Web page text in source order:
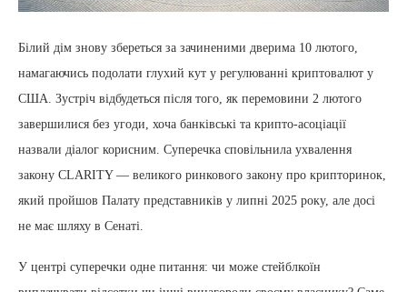
Білий дім знову збереться за зачиненими дверима 10 лютого,
намагаючись подолати глухий кут у регулюванні криптовалют у
США. Зустріч відбудеться після того, як перемовини 2 лютого
завершилися без угоди, хоча банківські та крипто-асоціації
назвали діалог корисним. Суперечка сповільнила ухвалення
закону CLARITY — великого ринкового закону про крипторинок,
який пройшов Палату представників у липні 2025 року, але досі
не має шляху в Сенаті.
У центрі суперечки одне питання: чи може стейблкоїн